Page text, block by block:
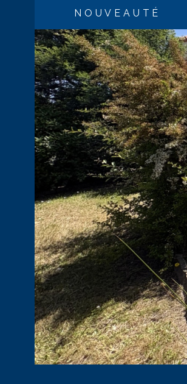
NOUVEAUTÉ